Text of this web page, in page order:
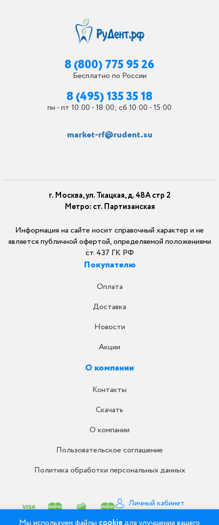
8 (800) 775 95 26
Бесплатно по России
8 (495) 135 35 18
пн - пт 10:00 - 18:00; сб 10:00 - 15:00
market-rf@rudent.su
г. Москва, ул. Ткацкая, д. 48А стр 2
Метро: ст. Партизанская
Информация на сайте носит справочный характер и не
является публичной офертой, определяемой положениями
ст. 437 ГК РФ
Покупателю
Оплата
Доставка
Новости
Акции
О компании
Контакты
Скачать
О компании
Пользовательское соглашение
Политика обработки персональных данных
Личный кабинет